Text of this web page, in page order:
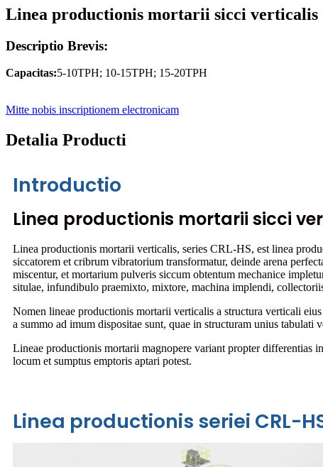
Linea productionis mortarii sicci verticalis
Descriptio Brevis:
Capacitas:5-10TPH; 10-15TPH; 15-20TPH
Mitte nobis inscriptionem electronicam
Detalia Producti
Introductio
Linea productionis mortarii sicci
Linea productionis mortarii verticalis, series CRL-HS, est linea
siccatorem et cribrum vibratorium transformatur, deinde arena
miscentur, et mortarium pulveris siccum obtentum mechanice
situlae, infundibulo praemixto, mixtore, machina implendi,
Nomen lineae productionis mortarii verticalis a structura verticali
a summo ad imum dispositae sunt, quae in structuram unius tabulati
Lineae productionis mortarii magnopere variant propter differentias
locum et sumptus emptoris aptari potest.
Linea productionis seriei CRL-